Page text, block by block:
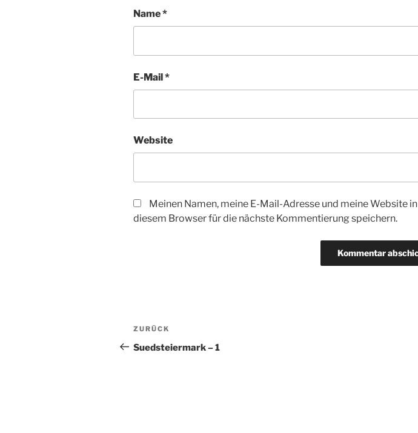
Name*
E-Mail*
Website
Meinen Namen, meine E-Mail-Adresse und meine Website in
diesem Browser für die nächste Kommentierung speichern.
Beitrags-
Navigation
Vorheriger
Beitrag
ZURÜCK
Suedsteiermark – 1